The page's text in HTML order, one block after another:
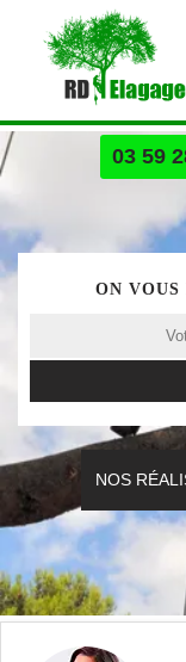
03 59
ON
NOS